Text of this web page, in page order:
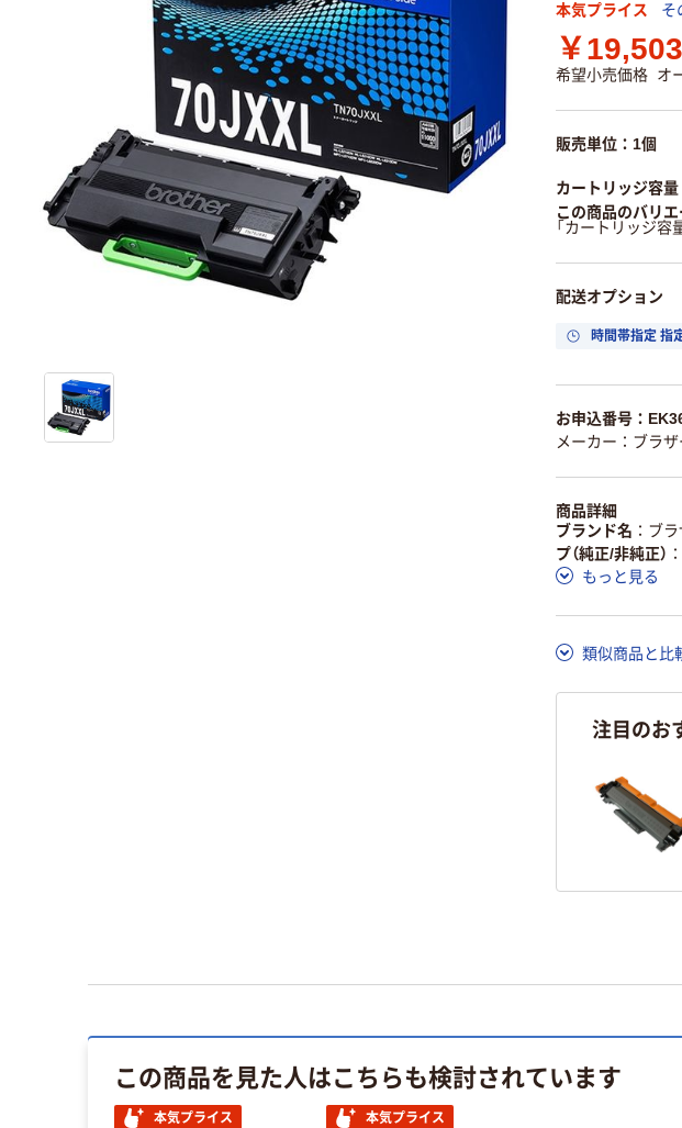
本気プライス そ
￥19,503
希望小売価格 オ
販売単位：1個
カートリッジ容量
この商品のバリ
「カートリッジ容
配送オプション
時間帯指定 指
お申込番号：
メーカー：ブラザ
商品詳細
ブランド名
ブラ
プ（純正/非純正）
もっと見る
類似商品と比
注目のお
この商品を見た人はこちらも検討されています
本気プライス 本気プライス